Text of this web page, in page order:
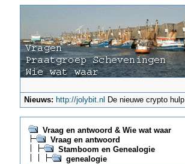
Nieuws: http://jolybit.nl De nieuwe crypto hulp
Vraag en antwoord & Wie wat waar
Vraag en antwoord
Stamboom en Genealogie
genealogie